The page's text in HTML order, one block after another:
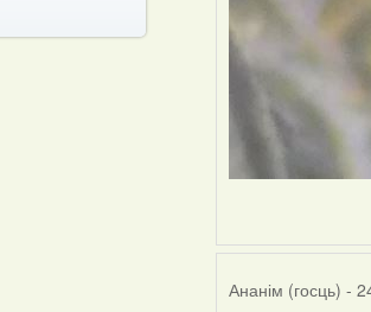
Ананім (госць) -